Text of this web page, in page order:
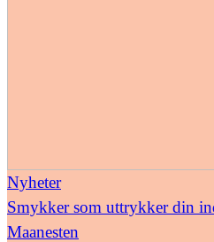
Nyheter
Smykker som uttrykker din
Maanesten